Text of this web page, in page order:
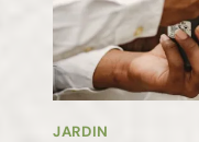
JARDIN